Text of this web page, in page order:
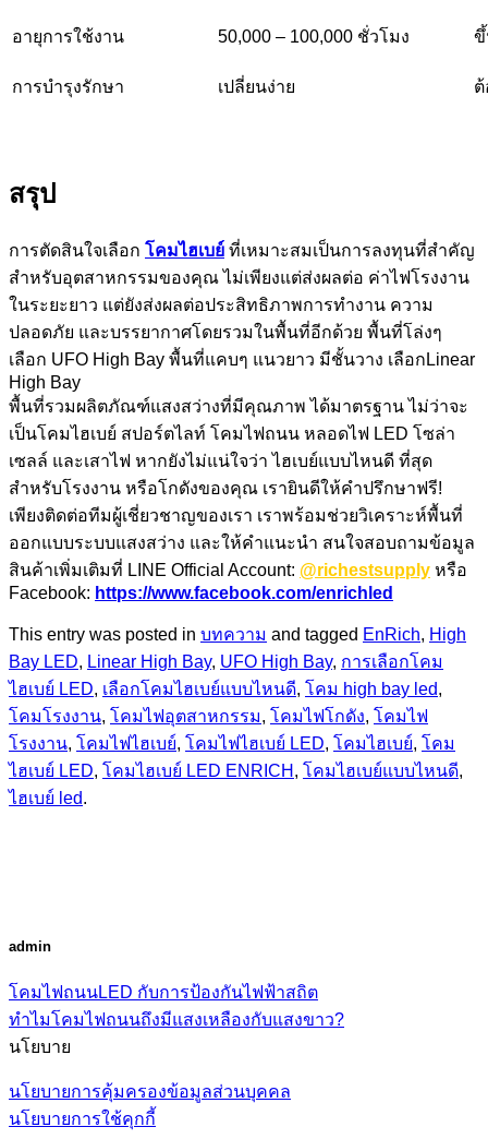
อายุการใช้งาน 50,000 – 100,000 ชั่วโมง ขึ้
การบำรุงรักษา เปลี่ยนง่าย
สรุป
การตัดสินใจเลือก โคมไฮเบย์ ที่เหมาะสมเป็นการลงทุนที่สำคัญ
สำหรับอุตสาหกรรมของคุณ ไม่เพียงแต่ส่งผลต่อ ค่าไฟโรงงาน
ในระยะยาว แต่ยังส่งผลต่อประสิทธิภาพการทำงาน ความ
ปลอดภัย และบรรยากาศโดยรวมในพื้นที่อีกด้วย พื้นที่โล่งๆ
เลือก UFO High Bay พื้นที่แคบๆ แนวยาว มีชั้นวาง เลือกLinear
High Bay
พื้นที่รวมผลิตภัณฑ์แสงสว่างที่มีคุณภาพ ได้มาตรฐาน ไม่ว่าจะ
เป็นโคมไฮเบย์ สปอร์ตไลท์ โคมไฟถนน หลอดไฟ LED โซล่า
เซลล์ และเสาไฟ หากยังไม่แน่ใจว่า ไฮเบย์แบบไหนดี ที่สุด
สำหรับโรงงาน หรือโกดังของคุณ เรายินดีให้คำปรึกษาฟรี!
เพียงติดต่อทีมผู้เชี่ยวชาญของเรา เราพร้อมช่วยวิเคราะห์พื้นที่
ออกแบบระบบแสงสว่าง และให้คำแนะนำ สนใจสอบถามข้อมูล
สินค้าเพิ่มเติมที่ LINE Official Account: @richestsupply หรือ
Facebook: https://www.facebook.com/enrichled
This entry was posted in บทความ and tagged EnRich, High
Bay LED, Linear High Bay, UFO High Bay, การเลือกโคม
ไฮเบย์ LED, เลือกโคมไฮเบย์แบบไหนดี, โคม high bay led,
โคมโรงงาน, โคมไฟอุตสาหกรรม, โคมไฟโกดัง, โคมไฟ
โรงงาน, โคมไฟไฮเบย์, โคมไฟไฮเบย์ LED, โคมไฮเบย์, โคม
ไฮเบย์ LED, โคมไฮเบย์ LED ENRICH , โคมไฮเบย์แบบไหนดี,
ไฮเบย์ led.
admin
โคมไฟถนนLED กับการป้องกันไฟฟ้าสถิต
ทำไมโคมไฟถนนถึงมีแสงเหลืองกับแสงขาว?
นโยบาย
นโยบายการคุ้มครองข้อมูลส่วนบุคคล
นโยบายการใช้คุกกี้